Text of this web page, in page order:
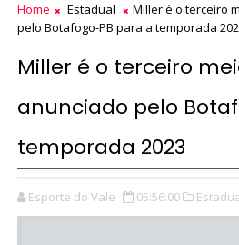
Home Estadual
Miller é o terceiro
pelo Botafogo-PB para a temporada
Miller é o terceiro
anunciado pelo
temporada 2023
Esporte do Vale 05:56:00